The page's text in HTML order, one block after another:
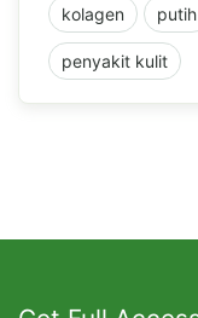
kolagen putih
penyakit kulit